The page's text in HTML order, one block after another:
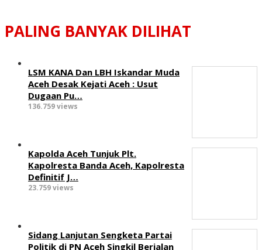
PALING BANYAK DILIHAT
LSM KANA Dan LBH Iskandar Muda
Aceh Desak Kejati Aceh : Usut
Dugaan Pu…
136.759 views
Kapolda Aceh Tunjuk Plt.
Kapolresta Banda Aceh, Kapolresta
Definitif J…
23.759 views
Sidang Lanjutan Sengketa Partai
Politik di PN Aceh Singkil Berjalan